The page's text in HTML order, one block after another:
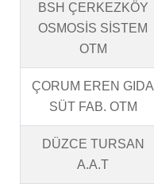
BSH ÇERKEZKÖY
OSMOSİS SİSTEM
OTM
ÇORUM EREN GIDA
SÜT FAB. OTM
DÜZCE TURSAN
A.A.T